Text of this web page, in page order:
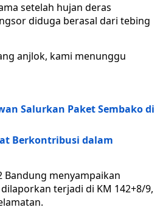
setelah hujan deras
diduga berasal dari tebing
anjlok, kami menunggu
Salurkan Paket Sembako di
Berkontribusi dalam
Bandung menyampaikan
terjadi di KM 142+8/9,